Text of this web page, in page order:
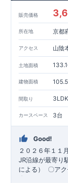
販売価格
所在地 京都
アクセス 山陰
土地面積
建物面積
間取り 3LDK
カースペース 3台
Good!
２０２６年１１
​JR沿線が最寄り
による）
〇ア
〇ロケーション